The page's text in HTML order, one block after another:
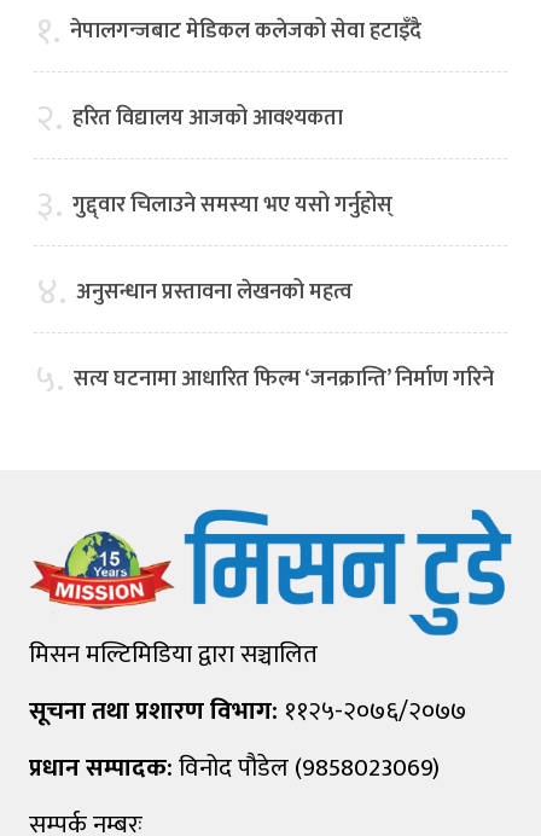
१. नेपालगन्जबाट मेडिकल कलेजको सेवा हटाइँदै
२. हरित विद्यालय आजको आवश्यकता
३. गुद्द्वार चिलाउने समस्या भए यसो गर्नुहोस्
४. अनुसन्धान प्रस्तावना लेखनको महत्व
५. सत्य घटनामा आधारित फिल्म ‘जनक्रान्ति’ निर्माण गरिने
मिसन मल्टिमिडिया द्वारा सञ्चालित
सूचना तथा प्रशारण विभाग: ११२५-२०७६/२०७७
प्रधान सम्पादक:विनोद पौडेल (9858023069)
सम्पर्क नम्बरः